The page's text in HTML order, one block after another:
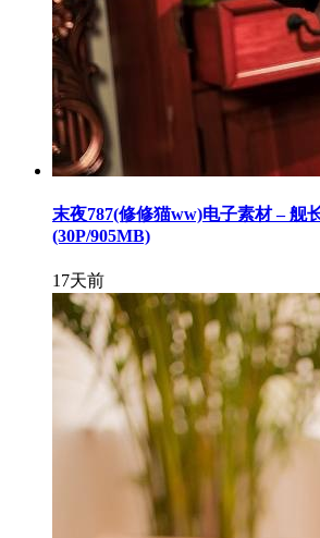
末夜787(修修猫ww)电子素材 – 舰
(30P/905MB)
17天前